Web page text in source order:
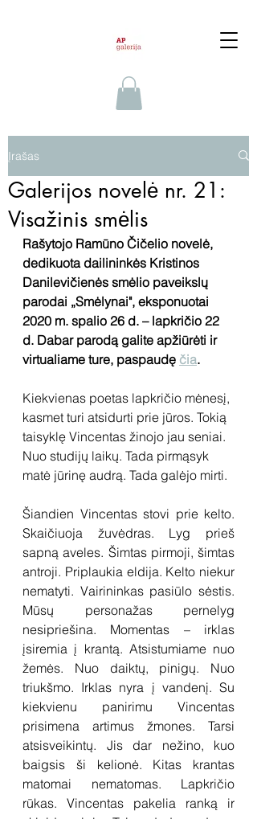
Įrašas
Galerijos novelė nr. 21:
Visažinis smėlis
Rašytojo Ramūno Čičelio novelė,
dedikuota dailininkės Kristinos
Danilevičienės smėlio paveikslų
parodai „Smėlynai", eksponuotai
2020 m. spalio 26 d. – lapkričio 22
d. Dabar parodą galite apžiūrėti ir
virtualiame ture, paspaudę čia.
Kiekvienas poetas lapkričio mėnesį,
kasmet turi atsidurti prie jūros. Tokią
taisyklę Vincentas žinojo jau seniai.
Nuo studijų laikų. Tada pirmąsyk
matė jūrinę audrą. Tada galėjo mirti.
Šiandien Vincentas stovi prie kelto.
Skaičiuoja žuvėdras. Lyg prieš
sapną aveles. Šimtas pirmoji, šimtas
antroji. Priplaukia eldija. Kelto niekur
nematyti. Vairininkas pasiūlo sėstis.
Mūsų personažas pernelyg
nesipriešina. Momentas – irklas
įsiremia į krantą. Atsistumiame nuo
žemės. Nuo daiktų, pinigų. Nuo
triukšmo. Irklas nyra į vandenį. Su
kiekvienu panirimu Vincentas
prisimena artimus žmones. Tarsi
atsisveikintų. Jis dar nežino, kuo
baigsis ši kelionė. Kitas krantas
matomai nematomas. Lapkričio
rūkas. Vincentas pakelia ranką ir